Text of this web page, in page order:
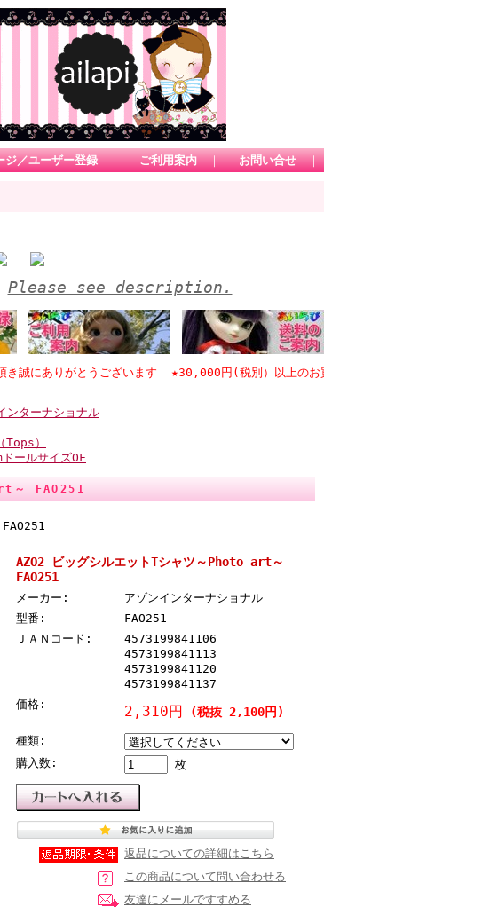
ジ／ユーザー登録 ｜ ご利用案内 ｜ お問い合せ ｜
Please see description.
とうございます ★30,000円(税別）以上のお買い物で日本国内送料無料 *1カートにて
ンターナショナル
Tops）
ールサイズOF
～ FAO251
AZO2 ビッグシルエットTシャツ～Photo art～
FAO251
メーカー:
アゾンインターナショナル
型番:
FAO251
ＪＡＮコード:
4573199841106
4573199841113
4573199841120
4573199841137
価格:
2,310円 (税抜 2,100円)
種類:
購入数:
枚
返品についての詳細はこちら
この商品について問い合わせる
友達にメールですすめる